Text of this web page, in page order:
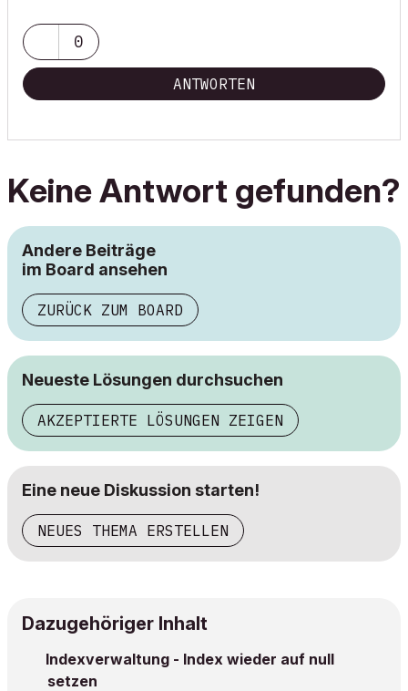
0
ANTWORTEN
Keine Antwort gefunden?
Andere Beiträge
im Board ansehen
ZURÜCK ZUM BOARD
Neueste Lösungen durchsuchen
AKZEPTIERTE LÖSUNGEN ZEIGEN
Eine neue Diskussion starten!
NEUES THEMA ERSTELLEN
Dazugehöriger Inhalt
Indexverwaltung - Index wieder auf null
setzen